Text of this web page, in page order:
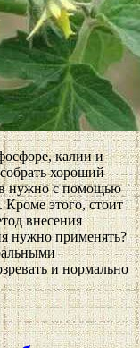
калии и
хороший
нужно с помощью
этого, стоит
внесения
нужно применять?
и нормально